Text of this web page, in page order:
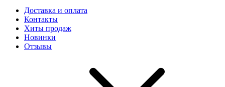
Доставка и оплата
Контакты
Хиты продаж
Новинки
Отзывы